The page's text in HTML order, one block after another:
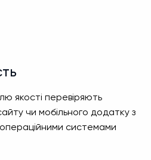
якості перевіряють
чи мобільного додатку з
системами